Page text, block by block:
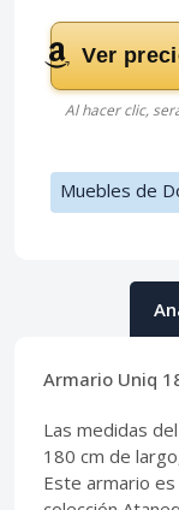
Ver
Al hacer clic,
Muebles de
Armario Uniq
Las medidas
180 cm de
Este armario